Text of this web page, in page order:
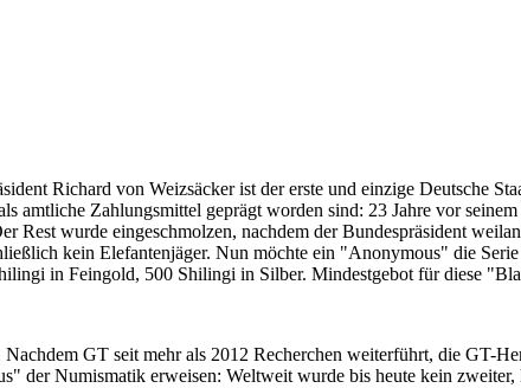
Richard von Weizsäcker ist der erste und einzige Deutsche
amtliche Zahlungsmittel geprägt worden sind: 23 Jahre vor
Rest wurde eingeschmolzen, nachdem der Bundespräsident
kein Elefantenjäger. Nun möchte ein "Anonymous" die
in Feingold, 500 Shilingi in Silber. Mindestgebot für diese
GT seit mehr als 2012 Recherchen weiterführt, die GT-
der Numismatik erweisen: Weltweit wurde bis heute kein